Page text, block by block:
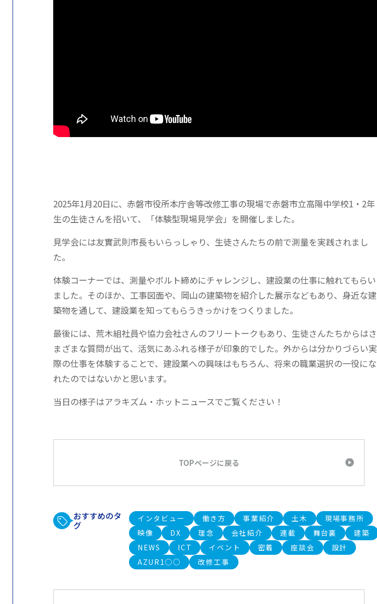
2025年1月20日に、赤磐市役所本庁舎等改修工事の現場で赤磐市立高陽中学校1・2年
生の生徒さんを招いて、「体験型現場見学会」を開催しました。
見学会には友實武則市長もいらっしゃり、生徒さんたちの前で測量を実践されまし
た。
体験コーナーでは、測量やボルト締めにチャレンジし、建設業の仕事に触れてもらい
ました。そのほか、工事図面や、岡山の建築物を紹介した展示などもあり、身近な建
築物を通して、建設業を知ってもらうきっかけをつくりました。
最後には、荒木組社員や協力会社さんのフリートークもあり、生徒さんたちからはさ
まざまな質問が出て、活気にあふれる様子が印象的でした。外からは分かりづらい実
際の仕事を体験することで、建設業への興味はもちろん、将来の職業選択の一役にな
れたのではないかと思います。
当日の様子はアラキズム・ホットニュースでご覧ください！
TOPページに戻る
おすすめのタ
グ
インタビュー 働き方 事業紹介 土木
現場事務所
映像
DX 理念 会社紹介 連載 舞台裏
建築
NEWS
ICT イベント 密着 座談会
設計
AZUR1○○
改修工事